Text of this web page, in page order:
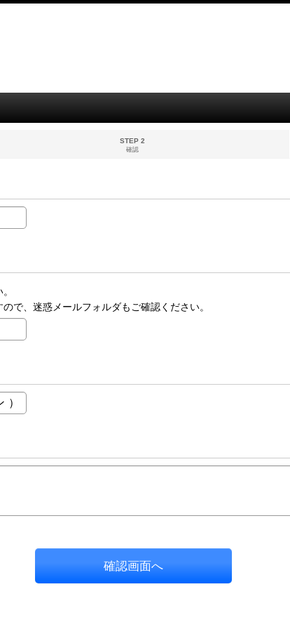
STEP 2
確認
で、迷惑メールフォルダもご確認ください。
確認画面へ